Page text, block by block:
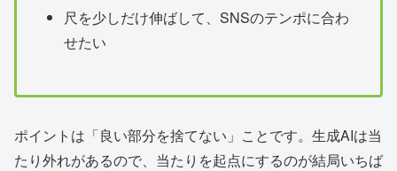
尺を少しだけ伸ばして、SNSのテンポに合わ
せたい
ポイントは「良い部分を捨てない」ことです。生成AIは当
たり外れがあるので、当たりを起点にするのが結局いちば